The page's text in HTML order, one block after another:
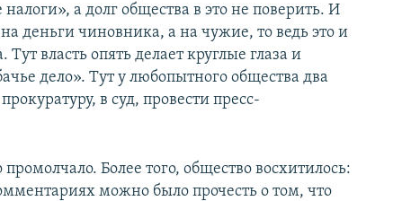
а долг общества в это не поверить. И
на деньги чиновника, а на чужие, то ведь это и
власть опять делает круглые глаза и
дело». Тут у любопытного общества два
в суд, провести пресс-
Более того, общество восхитилось:
можно было прочесть о том, что